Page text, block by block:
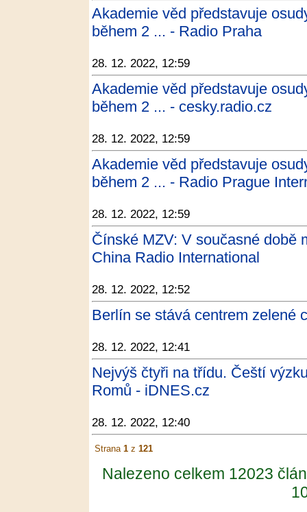
Akademie věd představuje
během 2 ... - Radio Praha
28. 12. 2022, 12:59
Akademie věd představuje
během 2 ... - cesky.radio.cz
28. 12. 2022, 12:59
Akademie věd představuje
během 2 ... - Radio Prague
28. 12. 2022, 12:59
Čínské MZV: V současné době
China Radio International
28. 12. 2022, 12:52
Berlín se stává centrem zelené
28. 12. 2022, 12:41
Nejvýš čtyři na třídu. Čeští
Romů - iDNES.cz
28. 12. 2022, 12:40
Strana 1 z 121
Nalezeno celkem 12023